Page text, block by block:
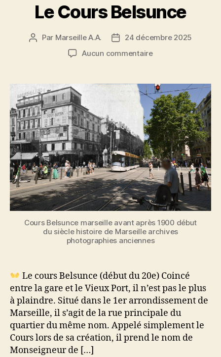
Le Cours Belsunce
Auteur
Par Marseille A.A.
Date24 décembre 2025
Aucun commentairesur
Belsunce
Cours Belsunce marseille avant après 1900 début
du siècle histoire de Marseille archives
photographies anciennes
Le cours Belsunce (début du 20e) Coincé
entre la gare et le Vieux Port, il n’est pas le plus
à plaindre. Situé dans le 1er arrondissement de
Marseille, il s’agit de la rue principale du
quartier du même nom. Appelé simplement le
Cours lors de sa création, il prend le nom de
Monseigneur de […]